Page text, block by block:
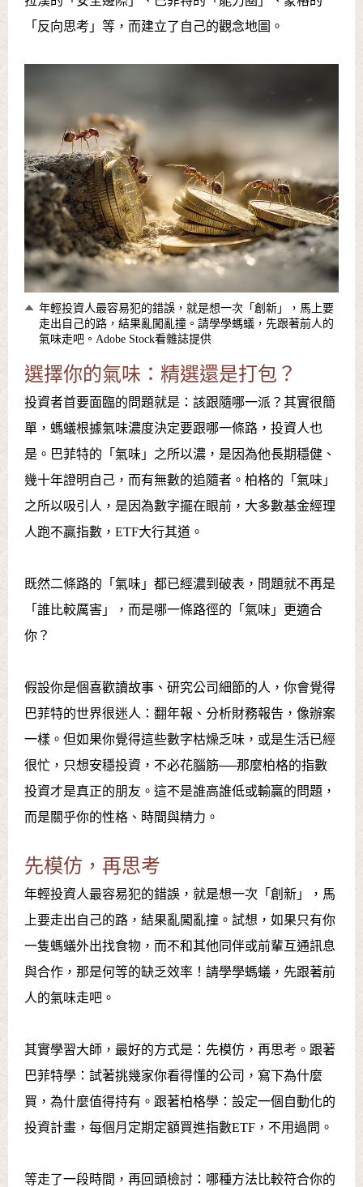
「反向思考」等，而建立了自己的觀念地圖。
年輕投資人最容易犯的錯誤，就是想一次「創新」，馬上要
走出自己的路，結果亂闖亂撞。請學學螞蟻，先跟著前人的
氣味走吧。Adobe Stock看雜誌提供
選擇你的氣味：精選還是打包？
投資者首要面臨的問題就是：該跟隨哪一派？其實很簡
單，螞蟻根據氣味濃度決定要跟哪一條路，投資人也
是。巴菲特的「氣味」之所以濃，是因為他長期穩健、
幾十年證明自己，而有無數的追隨者。柏格的「氣味」
之所以吸引人，是因為數字擺在眼前，大多數基金經理
人跑不贏指數，ETF大行其道。
既然二條路的「氣味」都已經濃到破表，問題就不再是
「誰比較厲害」，而是哪一條路徑的「氣味」更適合
你？
假設你是個喜歡讀故事、研究公司細節的人，你會覺得
巴菲特的世界很迷人：翻年報、分析財務報告，像辦案
一樣。但如果你覺得這些數字枯燥乏味，或是生活已經
很忙，只想安穩投資，不必花腦筋──那麼柏格的指數
投資才是真正的朋友。這不是誰高誰低或輸贏的問題，
而是關乎你的性格、時間與精力。
先模仿，再思考
年輕投資人最容易犯的錯誤，就是想一次「創新」，馬
上要走出自己的路，結果亂闖亂撞。試想，如果只有你
一隻螞蟻外出找食物，而不和其他同伴或前輩互通訊息
與合作，那是何等的缺乏效率！請學學螞蟻，先跟著前
人的氣味走吧。
其實學習大師，最好的方式是：先模仿，再思考。跟著
巴菲特學：試著挑幾家你看得懂的公司，寫下為什麼
買，為什麼值得持有。跟著柏格學：設定一個自動化的
投資計畫，每個月定期定額買進指數ETF，不用過問。
等走了一段時間，再回頭檢討：哪種方法比較符合你的